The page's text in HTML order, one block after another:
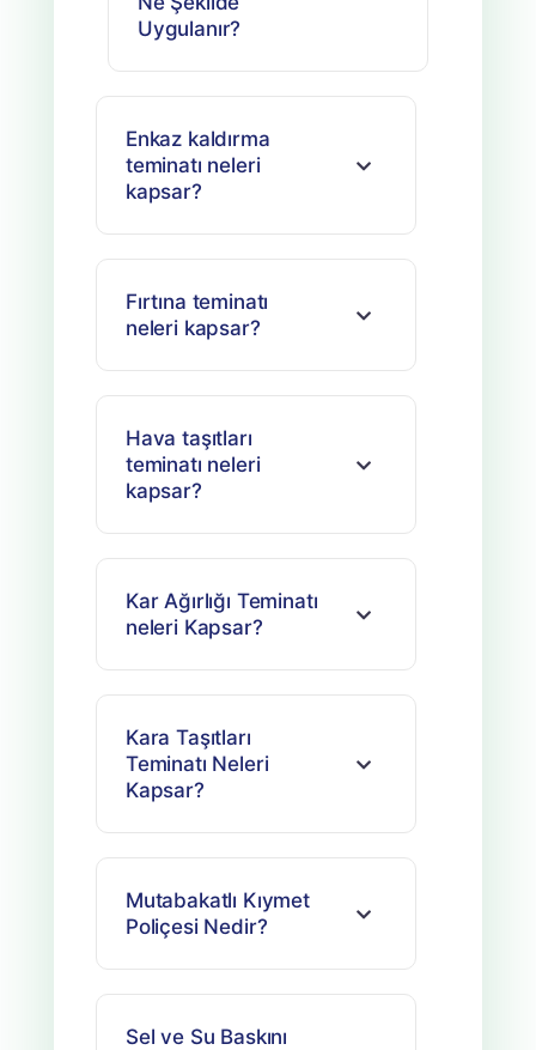
Uygulanır?
Enkaz kaldırma
teminatı neleri
kapsar?
Fırtına teminatı
neleri kapsar?
Hava taşıtları
teminatı neleri
kapsar?
Kar Ağırlığı Teminatı
neleri Kapsar?
Kara Taşıtları
Teminatı Neleri
Kapsar?
Mutabakatlı Kıymet
Poliçesi Nedir?
Sel ve Su Baskını